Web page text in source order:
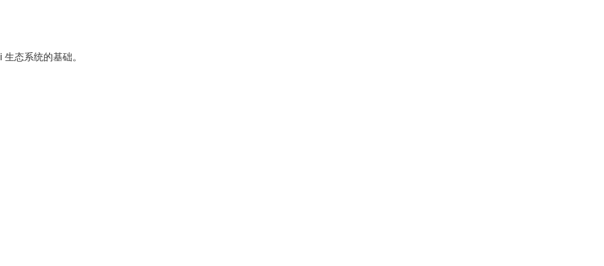
态系统的基础。